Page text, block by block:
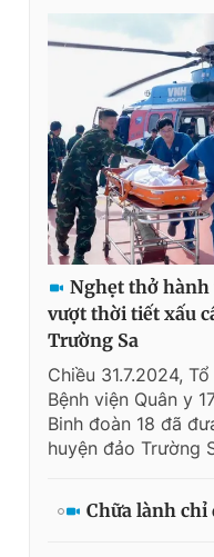
Nghẹt thở
vượt thời tiết xấu
Trường Sa
Chiều 31.7.2024,
Bệnh viện Quân y
Binh đoàn 18 đã
huyện đảo Trường
Chữa lành chỉ